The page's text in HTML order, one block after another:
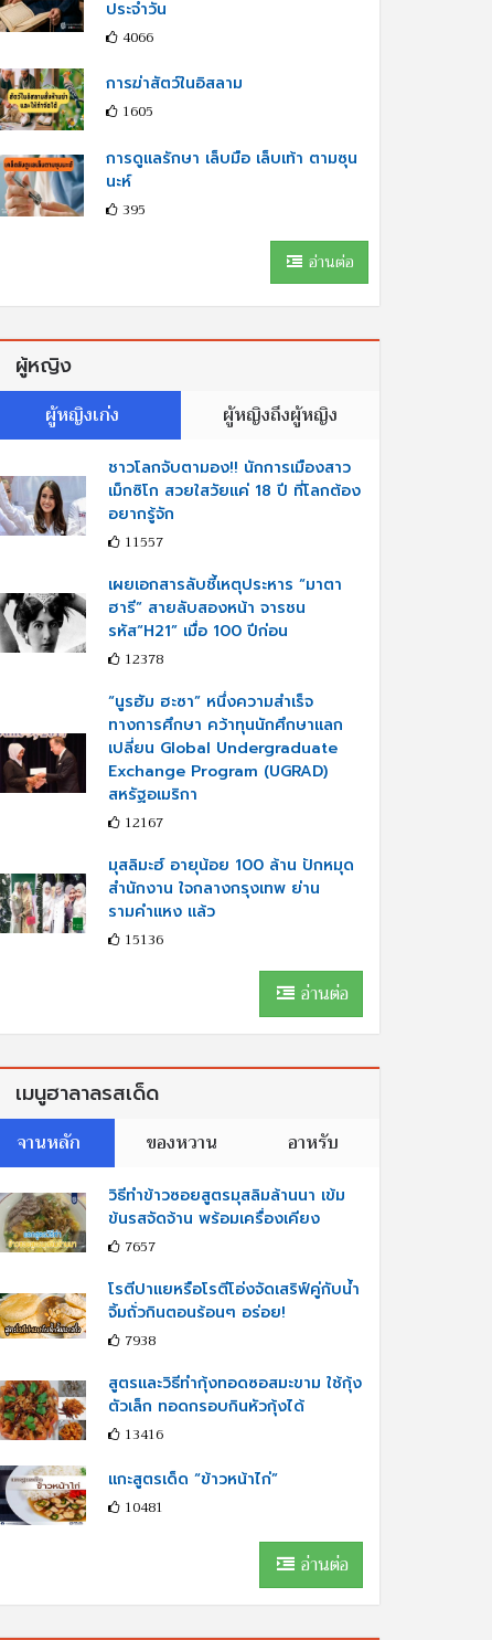
ประจำวัน
4066
การฆ่าสัตว์ในอิสลาม
1605
การดูแลรักษา เล็บมือ เล็บเท้า ตามซุน
นะห์
395
อ่านต่อ
ผู้หญิง
ผู้หญิงเก่ง
ผู้หญิงถึงผู้หญิง
ชาวโลกจับตามอง!! นักการเมืองสาว
เม็กซิโก สวยใสวัยแค่ 18 ปี ที่โลกต้อง
อยากรู้จัก
11557
เผยเอกสารลับชี้เหตุประหาร “มาตา
ฮารี” สายลับสองหน้า จารชน
รหัส“H21” เมื่อ 100 ปีก่อน
12378
“นูรฮัม ฮะซา” หนึ่งความสำเร็จ
ทางการศึกษา คว้าทุนนักศึกษาแลก
เปลี่ยน Global Undergraduate
Exchange Program (UGRAD)
สหรัฐอเมริกา
12167
มุสลิมะฮ์ อายุน้อย 100 ล้าน ปักหมุด
สำนักงาน ใจกลางกรุงเทพ ย่าน
รามคำแหง แล้ว
15136
อ่านต่อ
เมนูฮาลาลรสเด็ด
จานหลัก
ของหวาน อาหรับ
วิธีทำข้าวซอยสูตรมุสลิมล้านนา เข้ม
ข้นรสจัดจ้าน พร้อมเครื่องเคียง
7657
โรตีปาแยหรือโรตีโอ่งจัดเสริฟ์คู่กับนํ้า
จิ้มถั่วกินตอนร้อนๆ อร่อย!
7938
สูตรและวิธีทำกุ้งทอดซอสมะขาม ใช้กุ้ง
ตัวเล็ก ทอดกรอบกินหัวกุ้งได้
13416
แกะสูตรเด็ด “ข้าวหน้าไก่”
10481
อ่านต่อ